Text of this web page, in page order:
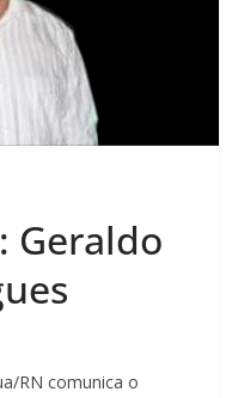
Geraldo
RN comunica o